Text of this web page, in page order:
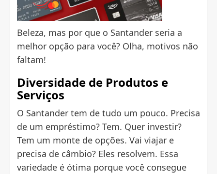
Beleza, mas por que o Santander seria a
melhor opção para você? Olha, motivos não
faltam!
Diversidade de Produtos e
Serviços
O Santander tem de tudo um pouco. Precisa
de um empréstimo? Tem. Quer investir?
Tem um monte de opções. Vai viajar e
precisa de câmbio? Eles resolvem. Essa
variedade é ótima porque você consegue